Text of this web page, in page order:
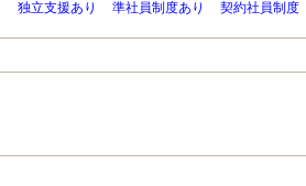
独立支援あり 準社員制度あり 契約社員制度